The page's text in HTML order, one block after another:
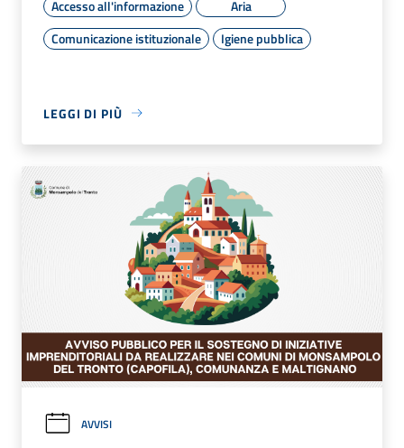
Accesso all'informazione
Aria
Comunicazione istituzionale
Igiene pubblica
LEGGI DI PIÙ
AVVISI